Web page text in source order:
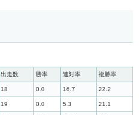
出走数 勝率 連対率 複勝率
18 0.0 16.7 22.2
19 0.0 5.3 21.1